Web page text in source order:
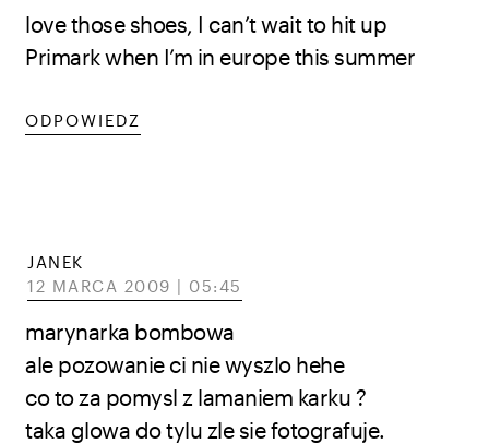
love those shoes, I can’t wait to hit up
Primark when I’m in europe this summer
ODPOWIEDZ
JANEK
12 MARCA 2009 | 05:45
marynarka bombowa
ale pozowanie ci nie wyszlo hehe
co to za pomysl z lamaniem karku ?
taka glowa do tylu zle sie fotografuje.